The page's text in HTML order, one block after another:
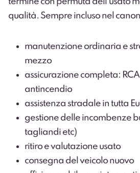
qualità. Sempre incluso nel
manutenzione ordinaria e
mezzo
assicurazione completa:
antincendio
assistenza stradale in tutta
gestione delle incombenze
tagliandi etc)
ritiro e valutazione usato
consegna del veicolo nuovo